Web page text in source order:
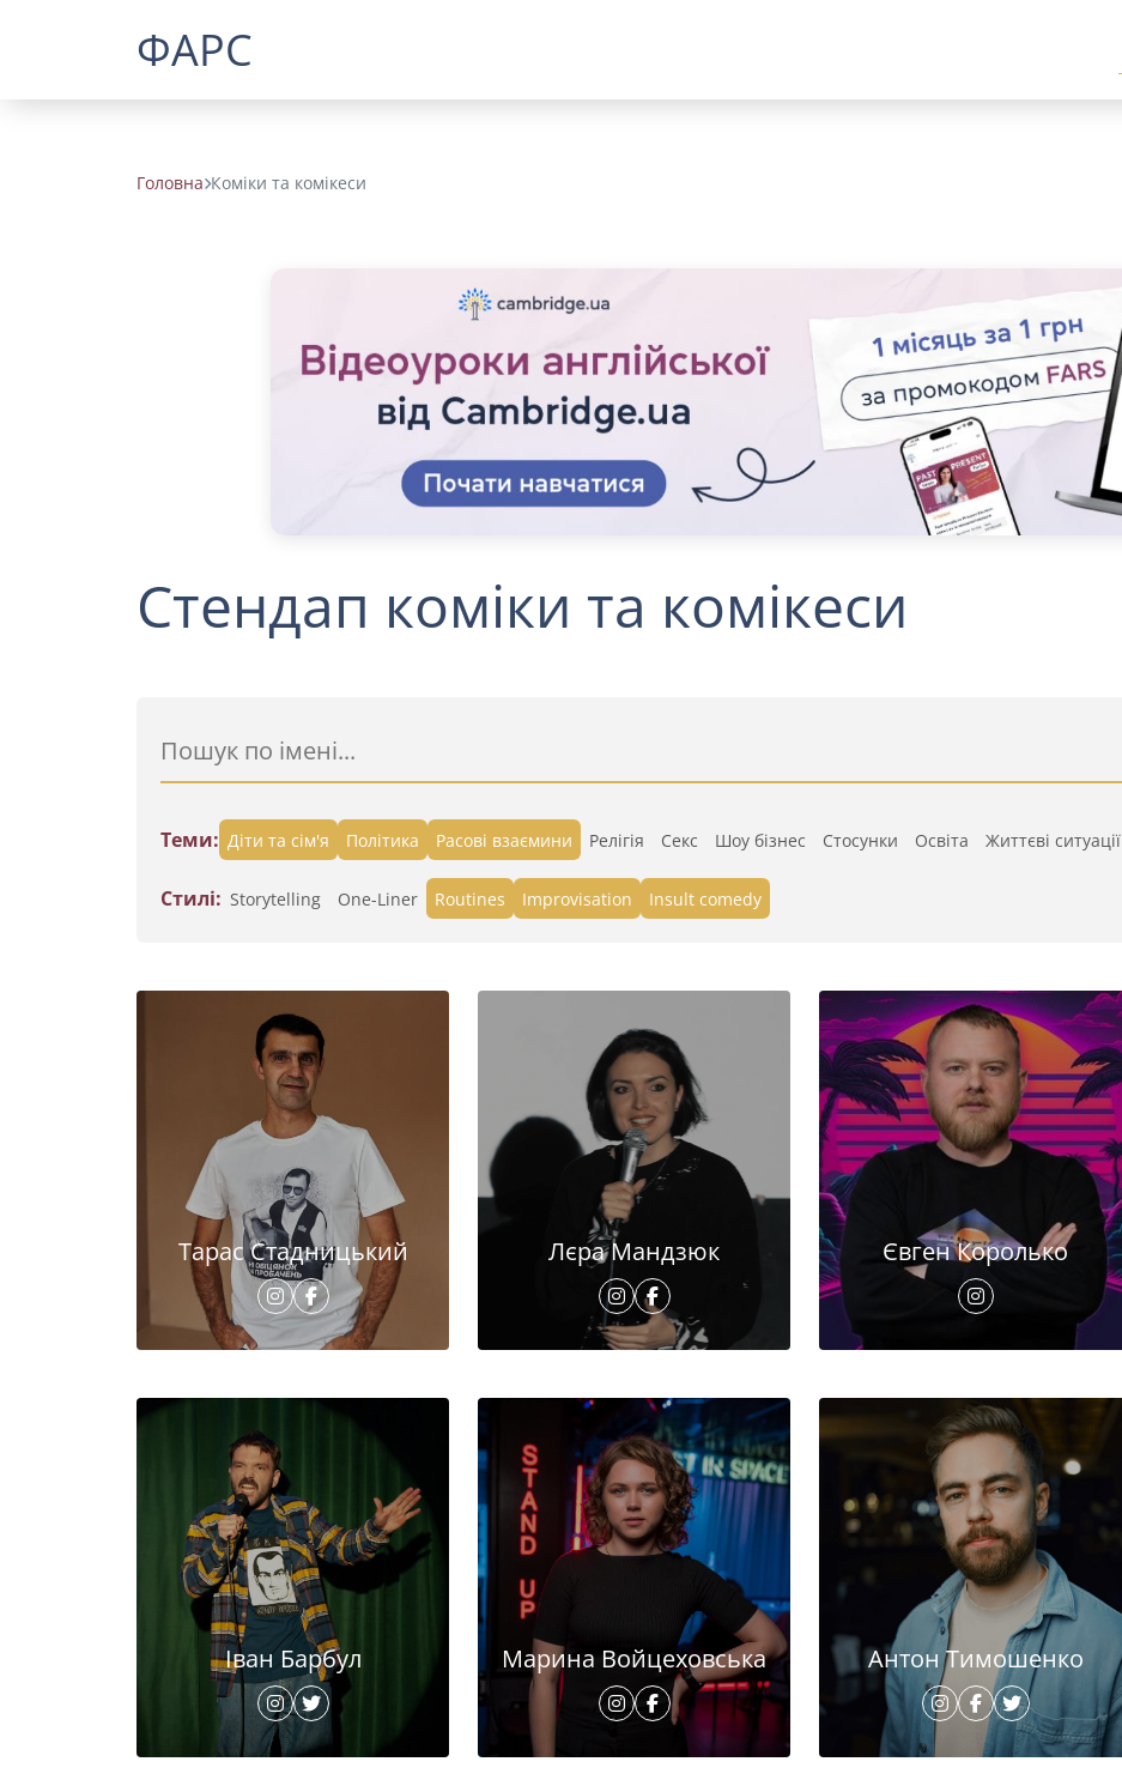
ФАРС
Головна Коміки та комікеси
Стендап коміки та комікеси
Теми: Діти та сім'я Політика Расові взаємини Релігія Секс Шоу бізнес Стосунки Освіта Життєві ситуації
Стилі: Storytelling One-Liner Routines Improvisation Insult comedy
Тарас Стадницький Лєра Мандзюк Євген Королько
Іван Барбул Марина Войцеховська Антон Тимошенко